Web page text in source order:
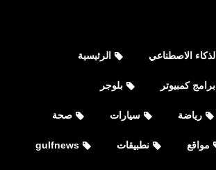
الذكاء الاصطناعي الرئيسية
برامج كمبيوتر بلوجر
رياضة سيارات صحة
مواقع نطبيقات gulfnews